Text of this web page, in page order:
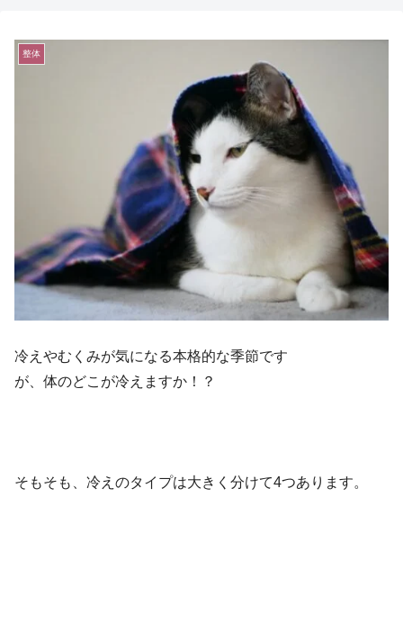
整体
冷えやむくみが気になる本格的な季節です
が、体のどこが冷えますか！？
そもそも、冷えのタイプは大きく分けて4つあります。